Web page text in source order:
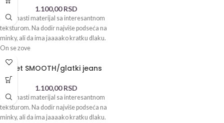
1.100,00RSD
Baršunasti materijal sa interesantnom
teksturom. Na dodir najviše podseća na
minky, ali da ima jaaaako kratku dlaku.
On se zove
Velvet SMOOTH/glatki jeans
1.100,00RSD
Baršunasti materijal sa interesantnom
teksturom. Na dodir najviše podseća na
minky, ali da ima jaaaako kratku dlaku.